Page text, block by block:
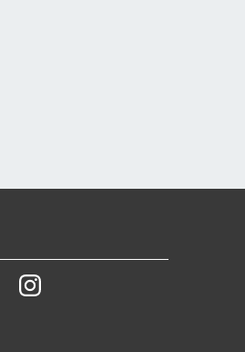
YoutubeInstagram